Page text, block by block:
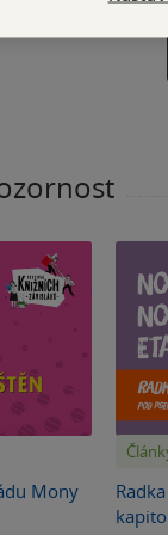
Mony